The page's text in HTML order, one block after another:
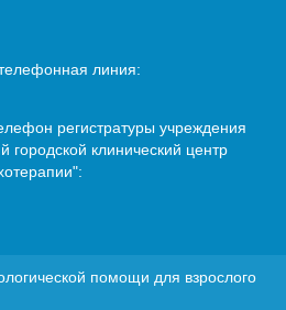
линия:
регистратуры учреждения
городской клинический центр
помощи для взрослого